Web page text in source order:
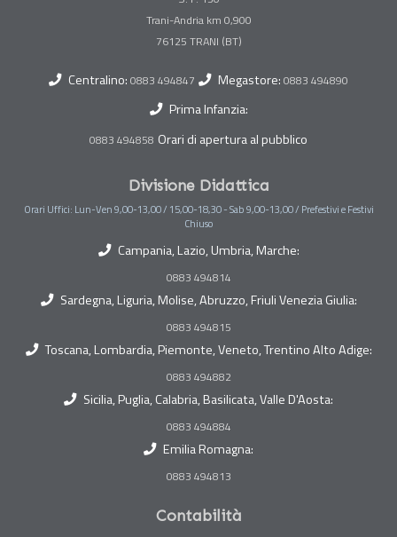
Trani-Andria km 0,900
Centralino: 0883 494847 Megastore: 0883 494890
Prima Infanzia:
0883 494858 Orari di apertura al pubblico
Divisione Didattica
Orari Uffici: Lun-Ven 9,00-13,00 / 15,00-18,30 - Sab 9,00-13,00 / Prefestivi e Festivi
Chiuso
Campania, Lazio, Umbria, Marche:
0883 494814
Sardegna, Liguria, Molise, Abruzzo, Friuli Venezia Giulia:
0883 494815
Toscana, Lombardia, Piemonte, Veneto, Trentino Alto Adige:
0883 494882
Sicilia, Puglia, Calabria, Basilicata, Valle D'Aosta:
0883 494884
Emilia Romagna:
0883 494813
Contabilità